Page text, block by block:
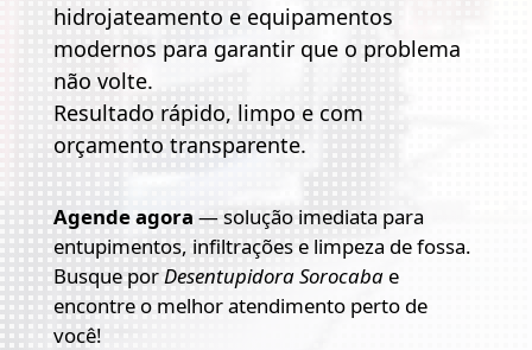
hidrojateamento e equipamentos
modernos para garantir que o problema
não volte.
Resultado rápido, limpo e com
orçamento transparente.
Agende agora — solução imediata para
entupimentos, infiltrações e limpeza de fossa.
Busque porDesentupidora Sorocabae
encontre o melhor atendimento perto de
você!